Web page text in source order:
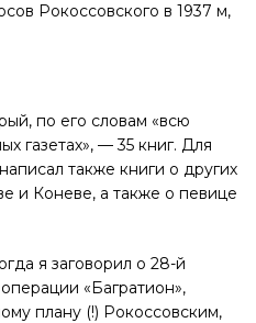
Рокоссовского в 1937 м,
по его словам «всю
газетах», — 35 книг. Для
также книги о других
Коневе, а также о певице
я заговорил о 28-й
«Багратион»,
плану (!) Рокоссовским,